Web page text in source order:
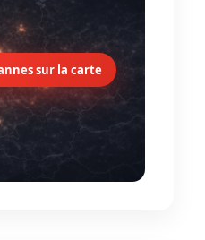
sur la carte